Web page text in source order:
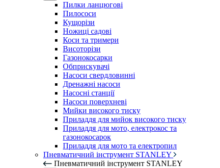
Пилки ланцюгові
Пилососи
Кущорізи
Ножиці садові
Коси та тримери
Висоторізи
Газонокосарки
Обприскувачі
Насоси свердловинні
Дренажні насоси
Насосні станції
Насоси поверхневі
Мийки високого тиску
Приладдя для мийок високого тиску
Приладдя для мото, електрокос та
газонокосарок
Приладдя для мото та електропил
Пневматичний інструмент STANLEY
Пневматичний інструмент STANLEY